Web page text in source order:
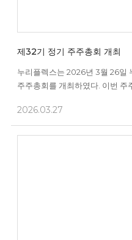
제32기 정기 주주총회 개최
누리플렉스는 2026년 3월 26일
주주총회를 개최하였다. 이번 주주총회에서는 감사보고 및 영업보고,
의안은 원안대로 가결되었다.한
제6호 의안(감사 선임의 건)은
2026.03.27